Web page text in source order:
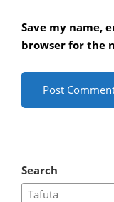
Save my name,
browser for the
Search